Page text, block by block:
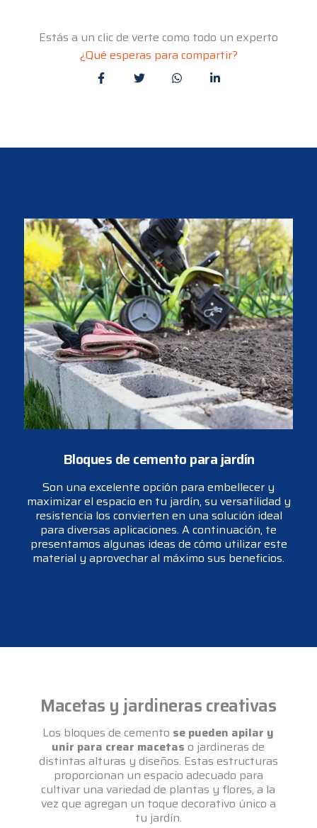
Estás a un clic de verte como todo un experto
¿Qué esperas para compartir?
Bloques de cemento para jardín
Son una excelente opción para embellecer y
maximizar el espacio en tu jardín, su versatilidad y
resistencia los convierten en una solución ideal
para diversas aplicaciones. A continuación, te
presentamos algunas ideas de cómo utilizar este
material y aprovechar al máximo sus beneficios.
Macetas y jardineras creativas
Los bloques de cemento se pueden apilar y
unir para crear macetas o jardineras de
distintas alturas y diseños. Estas estructuras
proporcionan un espacio adecuado para
cultivar una variedad de plantas y flores, a la
vez que agregan un toque decorativo único a
tu jardín.